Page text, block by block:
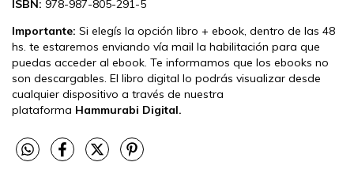
ISBN: 978-987-805-291-5
Importante: Si elegís la opción libro + ebook, dentro de las 48
hs. te estaremos enviando vía mail la habilitación para que
puedas acceder al ebook. Te informamos que los ebooks no
son descargables. El libro digital lo podrás visualizar desde
cualquier dispositivo a través de nuestra
plataforma Hammurabi Digital.